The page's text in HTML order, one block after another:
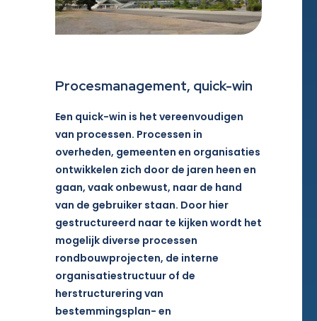
Procesmanagement, quick-win
Een quick-win is het vereenvoudigen
van processen. Processen in
overheden, gemeenten en organisaties
ontwikkelen zich door de jaren heen en
gaan, vaak onbewust, naar de hand
van de gebruiker staan. Door hier
gestructureerd naar te kijken wordt het
mogelijk diverse processen
rondbouwprojecten, de interne
organisatiestructuur of de
herstructurering van
bestemmingsplan- en